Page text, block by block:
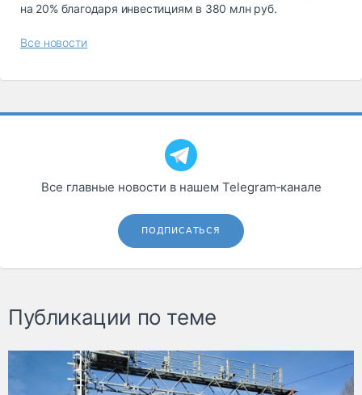
на 20% благодаря инвестициям в 380 млн руб.
Все новости
Все главные новости в нашем Telegram‑канале
ПОДПИСАТЬСЯ
Публикации по теме